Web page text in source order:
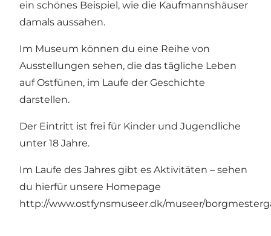
ein schönes Beispiel, wie die Kaufmannshäuser
damals aussahen.
Im Museum können du eine Reihe von
Ausstellungen sehen, die das tägliche Leben
auf Ostfünen, im Laufe der Geschichte
darstellen.
Der Eintritt ist frei für Kinder und Jugendliche
unter 18 Jahre.
Im Laufe des Jahres gibt es Aktivitäten – sehen
du hierfür unsere Homepage
http://www.ostfynsmuseer.dk/museer/